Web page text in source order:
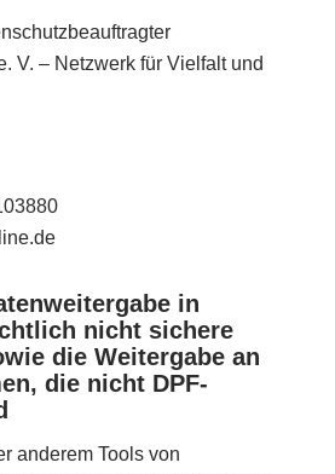
V. – Netzwerk für Vielfalt und
in
nicht sichere
die Weitergabe an
die nicht DPF-
anderem Tools von